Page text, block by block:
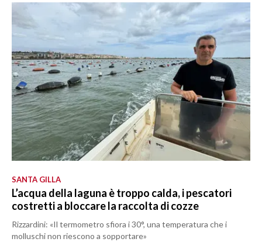
SANTA GILLA
L’acqua della laguna è troppo calda, i pescatori
costretti a bloccare la raccolta di cozze
Rizzardini: «Il termometro sfiora i 30°, una temperatura che i
molluschi non riescono a sopportare»